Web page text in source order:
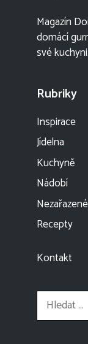
Magazín
domácí
své kuchyni.
Rubriky
Inspirace
Jídelna
Kuchyně
Nádobí
Nezařazené
Recepty
Kontakt
Hledat: